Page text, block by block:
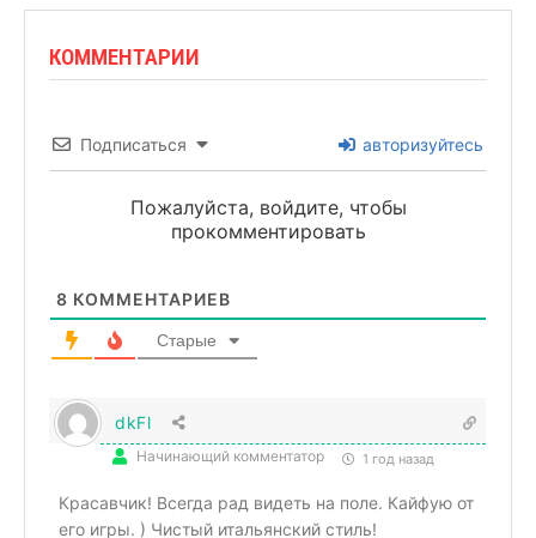
КОММЕНТАРИИ
Подписаться авторизуйтесь
Пожалуйста, войдите, чтобы
прокомментировать
8 КОММЕНТАРИЕВ
Старые
dkFl
Начинающий комментатор 1 год назад
Красавчик! Всегда рад видеть на поле. Кайфую от
его игры. ) Чистый итальянский стиль!